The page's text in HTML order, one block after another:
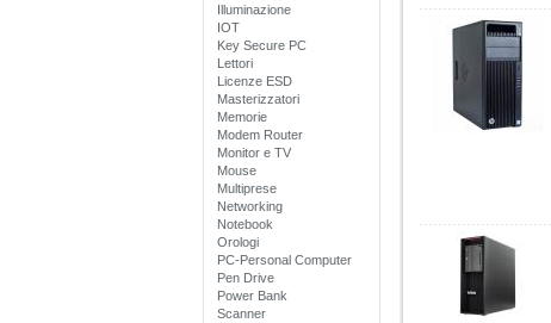
Illuminazione
IOT
Key Secure PC
Lettori
Licenze ESD
Masterizzatori
Memorie
Modem Router
Monitor e TV
Mouse
Multiprese
Networking
Notebook
Orologi
PC-Personal Computer
Pen Drive
Power Bank
Scanner